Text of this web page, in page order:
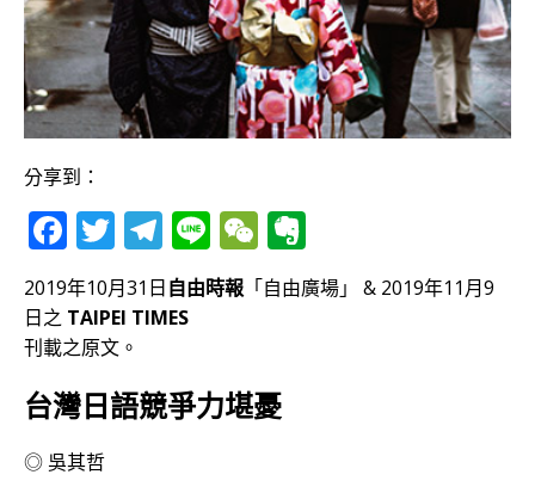
分享到：
F
a
c
e
b
o
o
T
w
it
te
r
T
el
e
ra
m
Li
n
e
W
e
C
at
v
e
2019年10月31日自由時報 「自由廣場」 & 2019年11月9
日之 TAIPEI TIMES
刊載之原文。
台灣日語競爭力堪憂
◎ 吳其哲